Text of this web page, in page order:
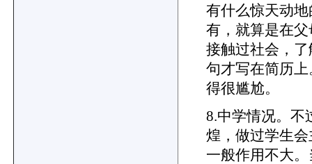
有什么惊天动
有，就算是在
接触过社会，
句才写在简历上
得很尴尬。
8.中学情况。不
煌，做过学生
一般作用不大